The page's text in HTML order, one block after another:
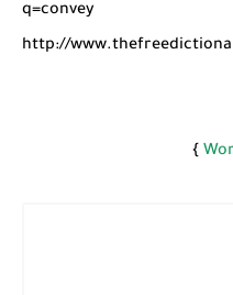
q=convey
http://
}